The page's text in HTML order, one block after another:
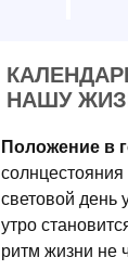
НАШУ
Положение в
световой день
утро
ритм жизни не